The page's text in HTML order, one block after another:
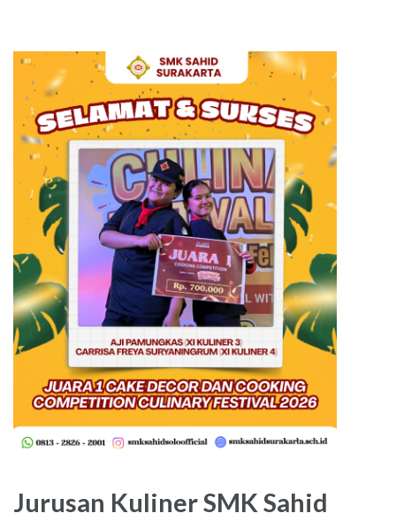
Jurusan Kuliner SMK Sahid